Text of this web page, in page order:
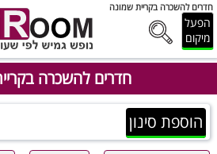
חדרים להשכרה בקריית שמונה
הפעל
מיקום
חדרים להשכרה
הוספת סינון